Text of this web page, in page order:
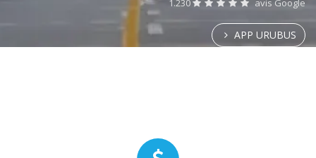
1.230
avis Google
APP URUBUS